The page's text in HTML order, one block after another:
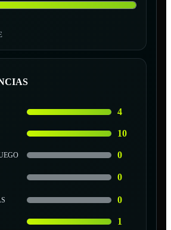
4
10
0
0
0
1